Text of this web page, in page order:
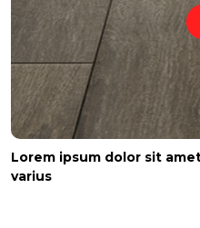
Lorem ipsum dolor sit
varius